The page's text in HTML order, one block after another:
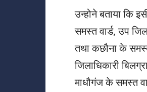
उन्होने बताया कि
समस्त वार्ड, उप
तथा कछौना के
जिलाधिकारी
माधौगंज के समस्त